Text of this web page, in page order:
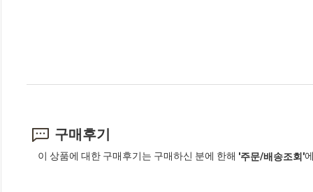
구매후기
이 상품에 대한 구매후기는 구매하신 분에 한해 '주문/배송조회'